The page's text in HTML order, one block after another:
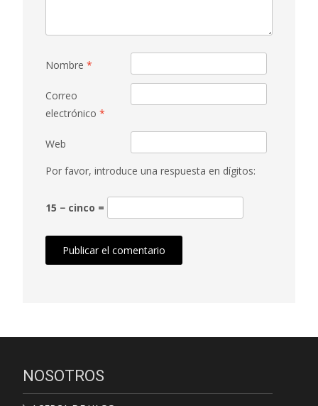
Nombre *
Correo
electrónico *
Web
Por favor, introduce una respuesta en dígitos:
15 − cinco =
NOSOTROS